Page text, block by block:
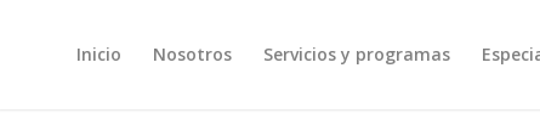
Inicio Nosotros Servicios y programas